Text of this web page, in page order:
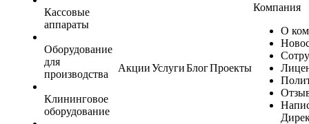
Кассовые
аппараты
Оборудование
для
производства
Клининговое
оборудование
АкцииУслугиБлогПроекты
Компания
О